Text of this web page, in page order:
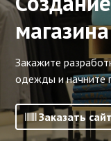
Закажите
одежды и начните
Заказать